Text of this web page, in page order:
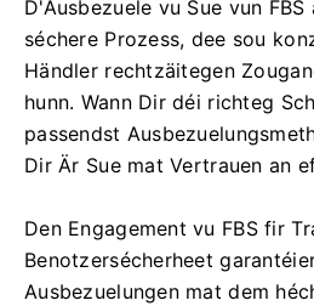
D'Ausbezuele vu Sue vun
séchere Prozess, dee sou
Händler rechtzäitegen
hunn. Wann Dir déi richteg
passendst
Dir Är Sue mat Vertrauen an
Den Engagement vu FBS fir
Benotzersécherheet
Ausbezuelungen mat dem